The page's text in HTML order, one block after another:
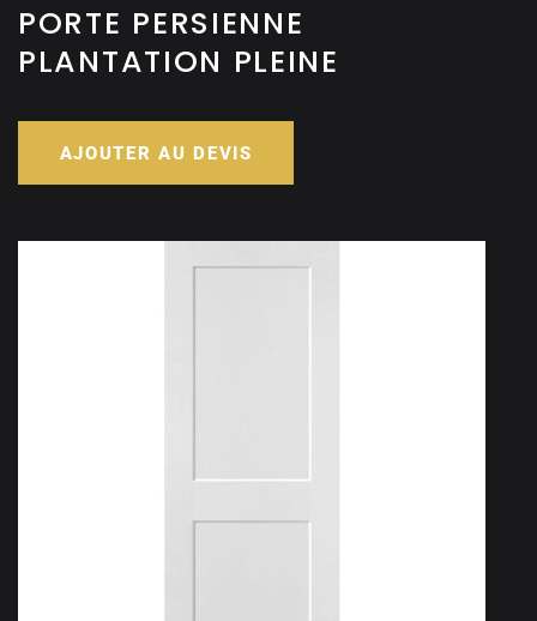
PORTE PERSIENNE
PLANTATION PLEINE
AJOUTER AU DEVIS